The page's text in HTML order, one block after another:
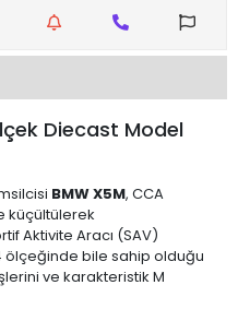
Diecast Model
BMW X5M, CCA
küçültülerek
Aktivite Aracı (SAV)
ölçeğinde bile sahip olduğu
ve karakteristik M